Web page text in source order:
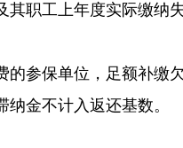
其职工上年度实际缴纳
的参保单位，足额补
金不计入返还基数。